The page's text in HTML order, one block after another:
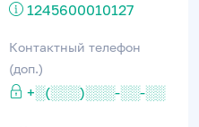
1245600010127
Контактный телефон
(доп.)
+░(░░░)░░░-░░-░░